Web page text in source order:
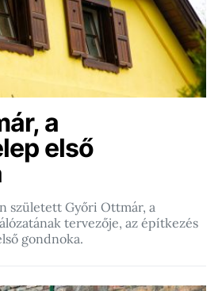
a
első
született Győri Ottmár, a
tervezője, az építkezés
gondnoka.